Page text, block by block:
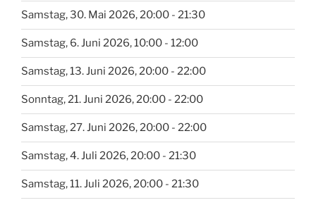
Samstag, 30. Mai 2026, 20:00 - 21:30
Samstag, 6. Juni 2026, 10:00 - 12:00
Samstag, 13. Juni 2026, 20:00 - 22:00
Sonntag, 21. Juni 2026, 20:00 - 22:00
Samstag, 27. Juni 2026, 20:00 - 22:00
Samstag, 4. Juli 2026, 20:00 - 21:30
Samstag, 11. Juli 2026, 20:00 - 21:30